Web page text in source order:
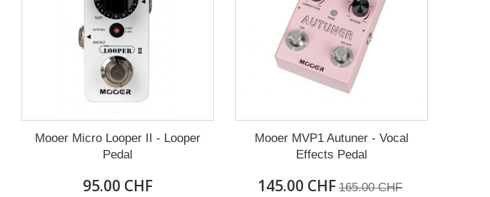
Mooer Micro Looper II - Looper
Pedal
95.00 CHF
Mooer MVP1 Autuner - Vocal
Effects Pedal
145.00 CHF 165.00 CHF